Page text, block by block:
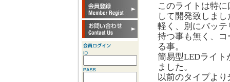
このライトは特
して開発致しまし
軽く、別にバッ
持つ事も無く、
る事。
簡易型LEDライト
ました。
以前のタイプより